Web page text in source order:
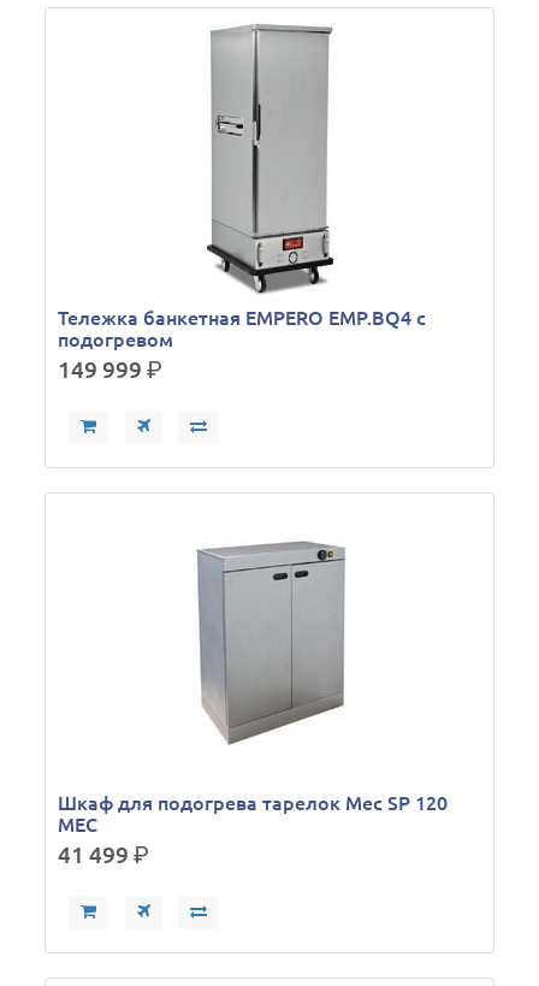
Тележка банкетная EMPERO EMP.BQ4 с
подогревом
149 999р.
Шкаф для подогрева тарелок Mec SP 120
MEC
41 499р.